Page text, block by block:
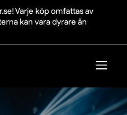
Varje köp omfattas av
kan vara dyrare än